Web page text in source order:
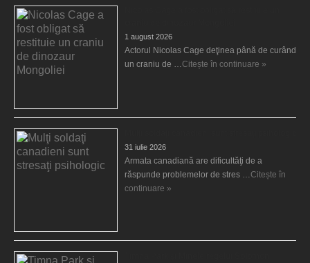
1 august 2026
Actorul Nicolas Cage deţinea până de curând
un craniu de …Citește în continuare »
31 iulie 2026
Armata canadiană are dificultăţi de a
răspunde problemelor de stres …Citește în
continuare »